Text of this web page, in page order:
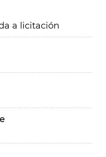
a licitación